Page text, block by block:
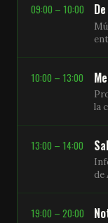
09:00 – 10:00
10:00 – 13:00
la
13:00 – 14:00
de
19:00 – 20:00